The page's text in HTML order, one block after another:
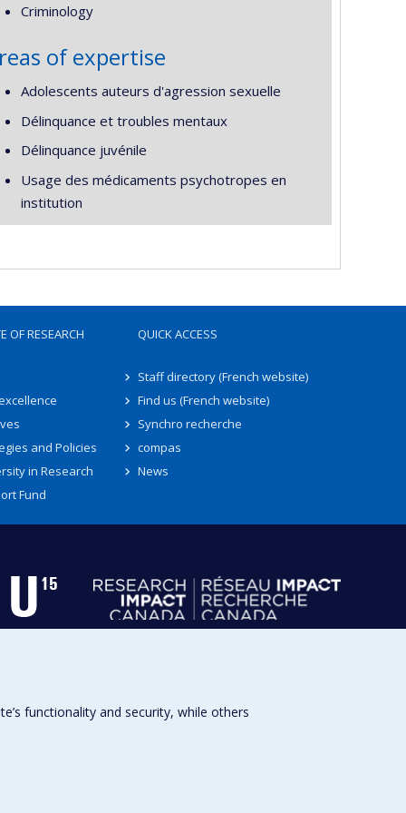
Criminology
of expertise
Adolescents auteurs d'agression sexuelle
Délinquance et troubles mentaux
Délinquance juvénile
Usage des médicaments psychotropes en
institution
OF RESEARCH
and Policies
in Research
Fund
QUICK ACCESS
Staff directory (French website)
Find us (French website)
Synchro recherche
compas
News
functionality and security, while others